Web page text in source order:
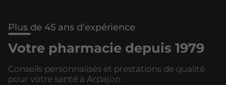
Plus de 45 ans d'expérience
Votre pharmacie depuis 1979
Conseils personnalisés et prestations de qualité
pour votre santé à Arpajon